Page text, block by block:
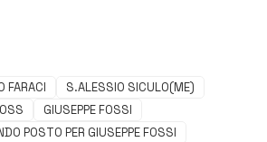
FARACI
S.ALESSIO SICULO(ME)
GIUSEPPE FOSSI
POSTO PER GIUSEPPE FOSSI